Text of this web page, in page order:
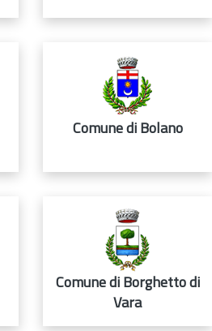
Comune di Bolano
Comune di Borghetto di
Vara